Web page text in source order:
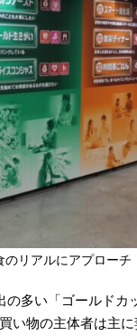
のリアルにアプローチ
多い「ゴールドカ
い物の主体者は主